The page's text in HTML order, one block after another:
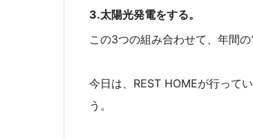
3.太陽光発電をする。
この3つの組み合わせて、年間
今日は、REST HOMEが行って
う。